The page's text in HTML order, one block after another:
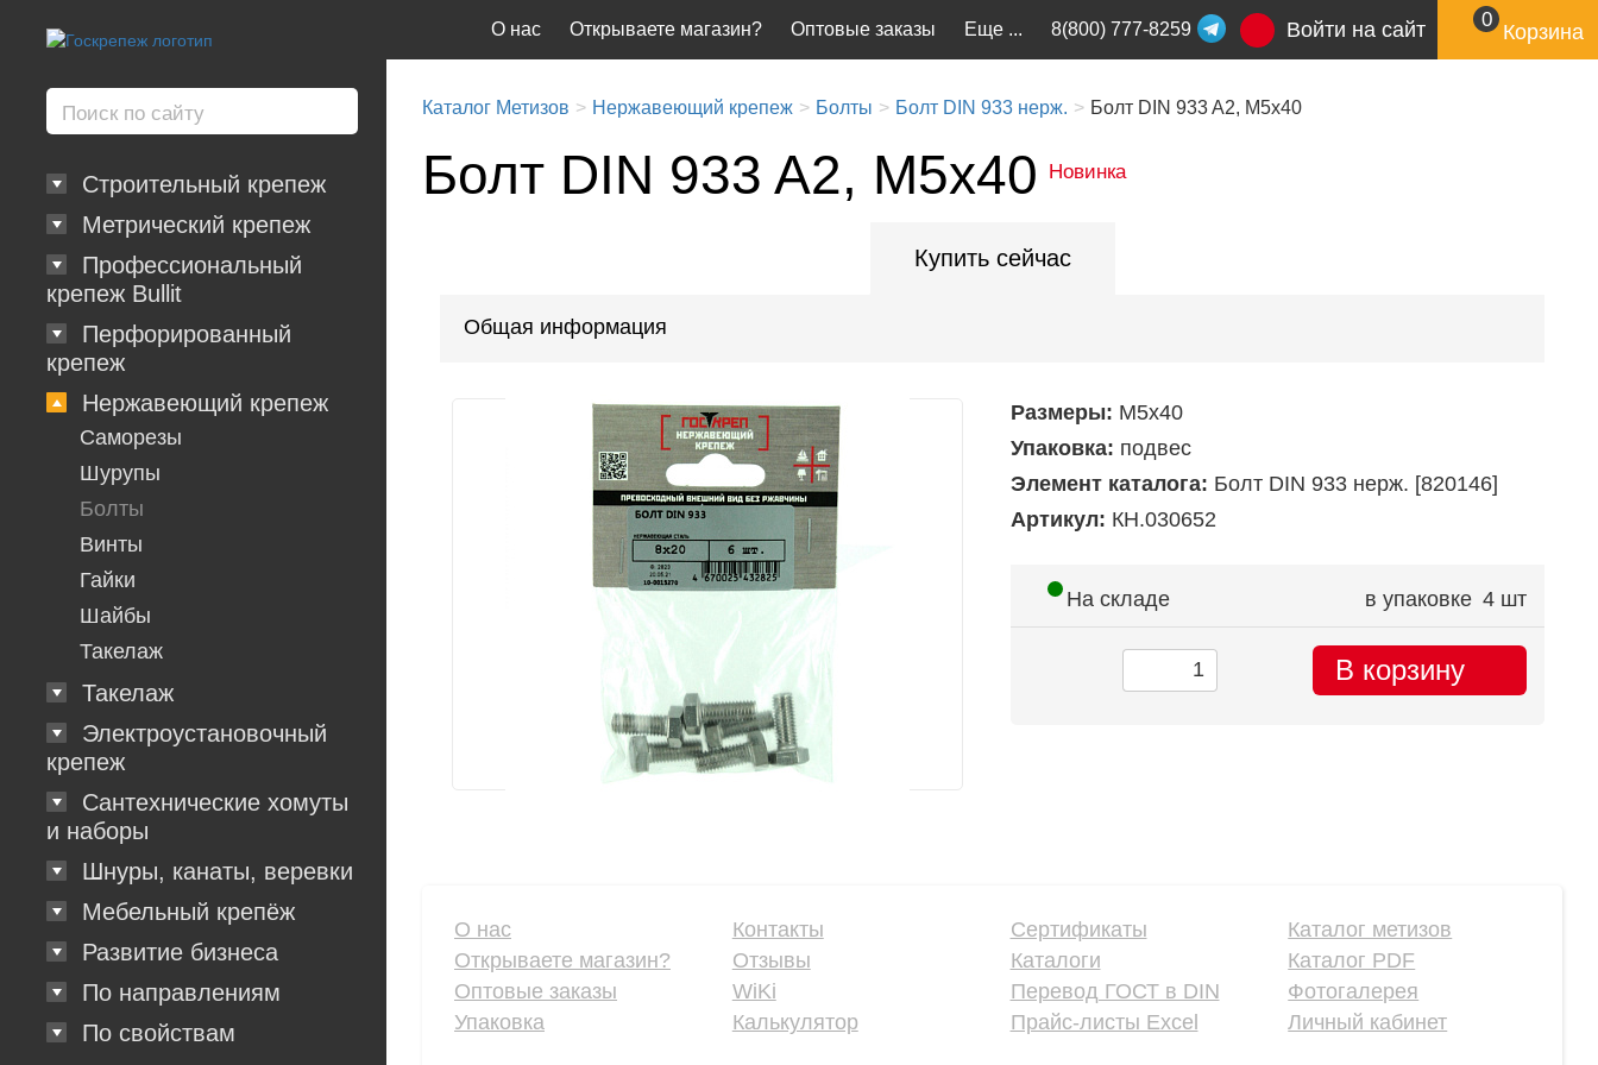
Строительный крепеж
Метрический крепеж
Профессиональный
крепеж Bullit
Перфорированный
крепеж
Нержавеющий крепеж
Саморезы
Шурупы
Болты
Винты
Гайки
Шайбы
Такелаж
Такелаж
Электроустановочный
крепеж
Сантехнические хомуты
и наборы
Шнуры, канаты, веревки
Мебельный крепёж
Развитие бизнеса
По направлениям
По свойствам
Еще ...
О нас Открываете магазин? Оптовые заказы 8(800) 777-8259 Войти на сайт 0
Корзина
Каталог Метизов Нержавеющий крепеж Болты Болт DIN 933 нерж. Болт DIN 933 A2, М5х40
Болт DIN 933 A2, М5х40 Новинка
Купить сейчас
Общая информация
Размеры: М5х40
Упаковка: подвес
Элемент каталога: Болт DIN 933 нерж. [820146]
Артикул: КН.030652
На складе в упаковке 4 шт
В корзину
О нас
Открываете магазин?
Оптовые заказы
Упаковка
Контакты
Отзывы
WiKi
Калькулятор
Сертификаты
Каталоги
Перевод ГОСТ в DIN
Прайс-листы Excel
Каталог метизов
Каталог PDF
Фотогалерея
Личный кабинет